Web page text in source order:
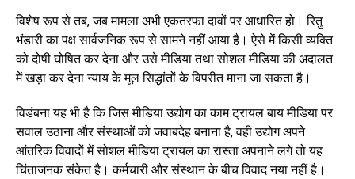
विशेष रूप से तब, जब मामला अभी एकतरफा दावों पर आधारित हो। रितु
भंडारी का पक्ष सार्वजनिक रूप से सामने नहीं आया है। ऐसे में किसी व्यक्ति
को दोषी घोषित कर देना और उसे मीडिया तथा सोशल मीडिया की अदालत
में खड़ा कर देना न्याय के मूल सिद्धांतों के विपरीत माना जा सकता है।
विडंबना यह भी है कि जिस मीडिया उद्योग का काम ट्रायल बाय मीडिया पर
सवाल उठाना और संस्थाओं को जवाबदेह बनाना है, वही उद्योग अपने
आंतरिक विवादों में सोशल मीडिया ट्रायल का रास्ता अपनाने लगे तो यह
चिंताजनक संकेत है। कर्मचारी और संस्थान के बीच विवाद नया नहीं है।